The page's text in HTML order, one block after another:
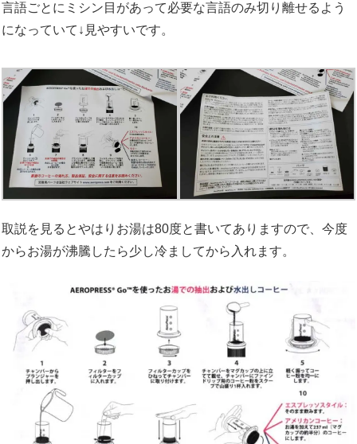
言語ごとにミシン目があって必要な言語のみ切り離せるよう
になっていて↓見やすいです。
取説を見るとやはりお湯は80度と書いてありますので、今度
からお湯が沸騰したら少し冷ましてから入れます。